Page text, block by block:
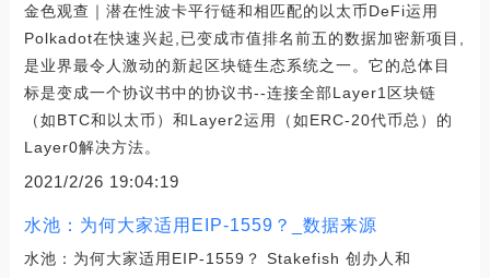
金色观查｜潜在性波卡平行链和相匹配的以太币DeFi运用
Polkadot在快速兴起,已变成市值排名前五的数据加密新项目,
是业界最令人激动的新起区块链生态系统之一。它的总体目
标是变成一个协议书中的协议书--连接全部Layer1区块链
（如BTC和以太币）和Layer2运用（如ERC-20代币总）的
Layer0解决方法。
2021/2/26 19:04:19
水池：为何大家适用EIP-1559？_数据来源
水池：为何大家适用EIP-1559？ Stakefish 创办人和